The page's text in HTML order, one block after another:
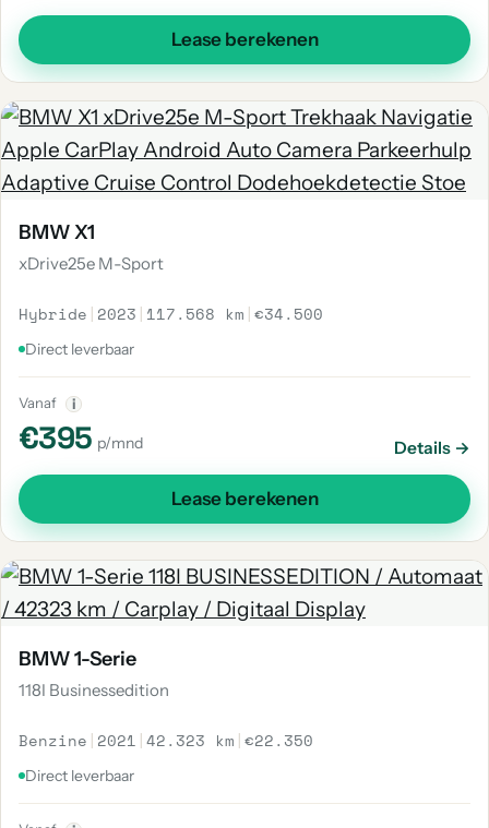
Lease berekenen
BMW X1
xDrive25e M-Sport
Hybride | 2023 | 117.568 km |€34.500
Direct leverbaar
Vanaf i
€395 p/mnd Details →
Lease berekenen
BMW 1-Serie
118I Businessedition
Benzine | 2021 |42.323 km |€22.350
Direct leverbaar